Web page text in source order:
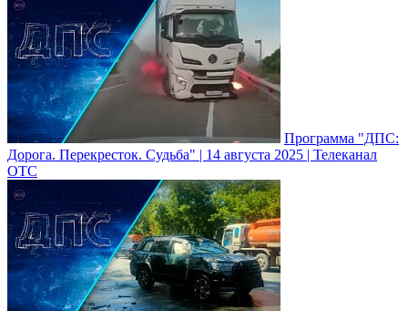
Программа "ДПС:
Дорога. Перекресток. Судьба" | 14 августа 2025 | Телеканал
ОТС